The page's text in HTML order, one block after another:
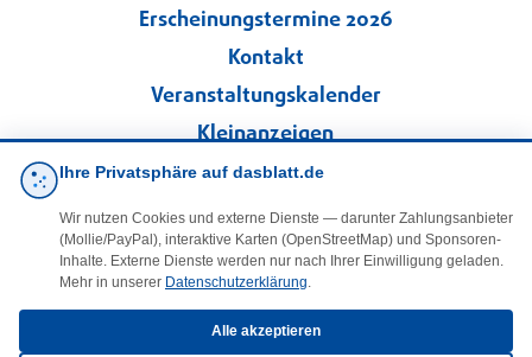
Erscheinungstermine 2026
Kontakt
Veranstaltungskalender
Kleinanzeigen
Folgen Sie uns!
facebook
Ihre Privatsphäre auf dasblatt.de
Wir nutzen Cookies und externe Dienste — darunter Zahlungsanbieter
(Mollie/PayPal), interaktive Karten (OpenStreetMap) und Sponsoren-
Inhalte. Externe Dienste werden nur nach Ihrer Einwilligung geladen.
Mehr in unserer Datenschutzerklärung.
Alle akzeptieren